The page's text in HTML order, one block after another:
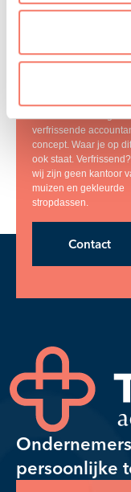
Zullen we
kennis
mkb-ondernemingen
verfrissende
concept. Waar je op
ook staat.
wij zijn geen kantoor
muizen en gekleurde
stropdassen.
Contact
persoonlijke